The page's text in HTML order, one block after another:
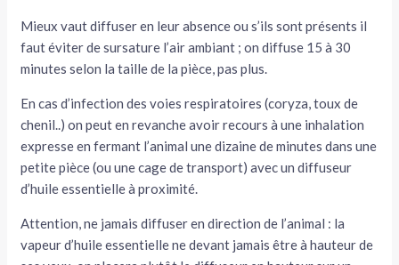
Mieux vaut diffuser en leur absence ou s’ils sont présents il
faut éviter de sursature l’air ambiant ; on diffuse 15 à 30
minutes selon la taille de la pièce, pas plus.
En cas d’infection des voies respiratoires (coryza, toux de
chenil..) on peut en revanche avoir recours à une inhalation
expresse en fermant l’animal une dizaine de minutes dans une
petite pièce (ou une cage de transport) avec un diffuseur
d’huile essentielle à proximité.
Attention, ne jamais diffuser en direction de l’animal : la
vapeur d’huile essentielle ne devant jamais être à hauteur de